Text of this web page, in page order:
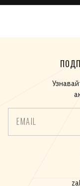
EMAIL